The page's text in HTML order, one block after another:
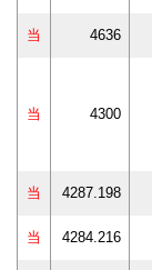
当 4636
当 4300
当 4287.198
当 4284.216